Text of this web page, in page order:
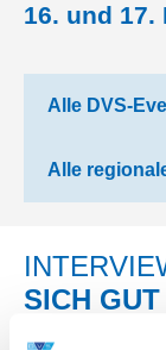
16. und 17.
Alle DVS-
Alle
SICH